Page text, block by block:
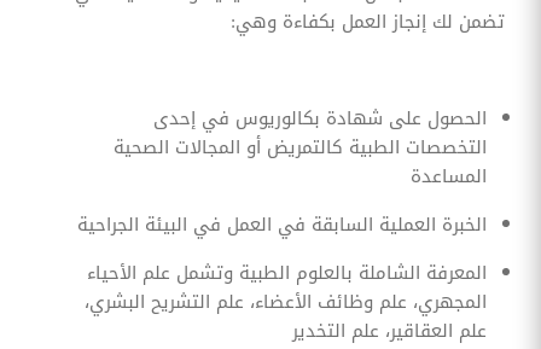
تضمن لك إنجاز العمل بكفاءة وهي:
الحصول على شهادة بكالوريوس في إحدى
التخصصات الطبية كالتمريض أو المجالات الصحية
المساعدة
الخبرة العملية السابقة في العمل في البيئة الجراحية
المعرفة الشاملة بالعلوم الطبية وتشمل علم الأحياء
المجهري، علم وظائف الأعضاء، علم التشريح البشري،
علم العقاقير، علم التخدير